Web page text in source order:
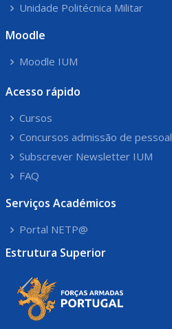
Unidade Politécnica Militar
Moodle
Moodle IUM
Acesso rápido
Cursos
Concursos admissão de pessoal
Subscrever Newsletter IUM
FAQ
Serviços Académicos
Portal NETP@
Estrutura Superior